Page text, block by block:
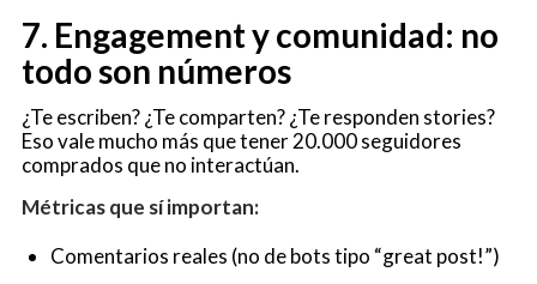
7. Engagement y comunidad: no
todo son números
¿Te escriben? ¿Te comparten? ¿Te responden stories?
Eso vale mucho más que tener 20.000 seguidores
comprados que no interactúan.
Métricas que sí importan:
Comentarios reales (no de bots tipo “great post!”)